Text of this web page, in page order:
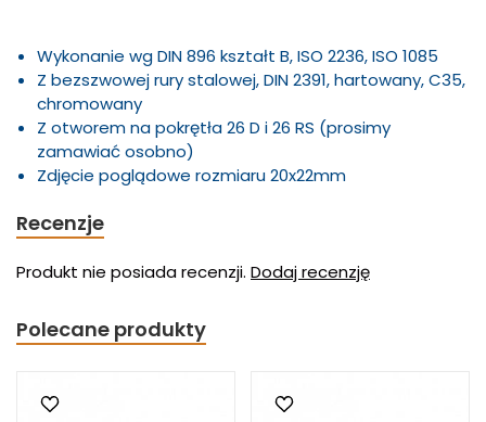
Wykonanie wg DIN 896 kształt B, ISO 2236, ISO 1085
Z bezszwowej rury stalowej, DIN 2391, hartowany, C35,
chromowany
Z otworem na pokrętła 26 D i 26 RS (prosimy
zamawiać osobno)
Zdjęcie poglądowe rozmiaru 20x22mm
Recenzje
Produkt nie posiada recenzji. Dodaj recenzję
Polecane produkty